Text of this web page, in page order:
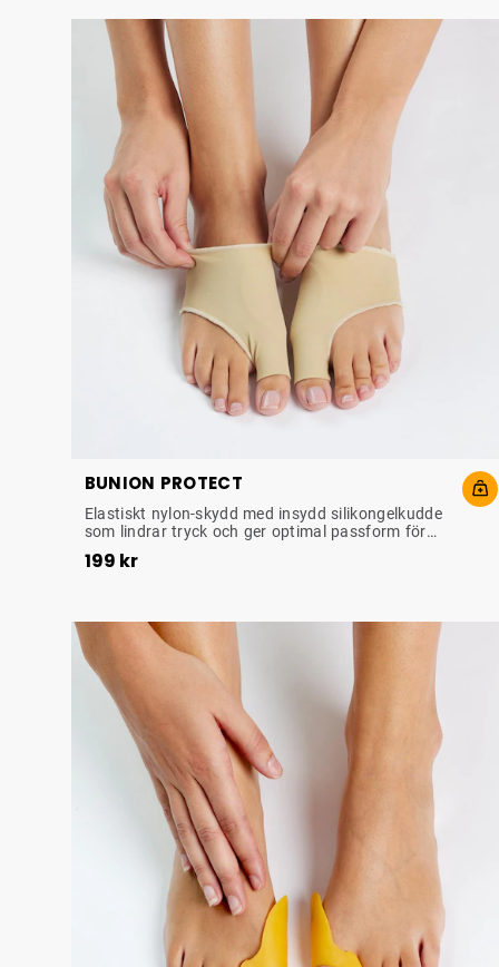
BUNION PROTECT
SKYDD FÖR HALLUX VALGUS
Elastiskt nylon-skydd med insydd silikongelkudde
som lindrar tryck och ger optimal passform för
besvär orsakade av Hallux Valgus.
Pris :
199 kr